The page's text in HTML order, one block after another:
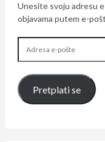
Unesite svoju adresu
objavama putem e-
Pretplati se